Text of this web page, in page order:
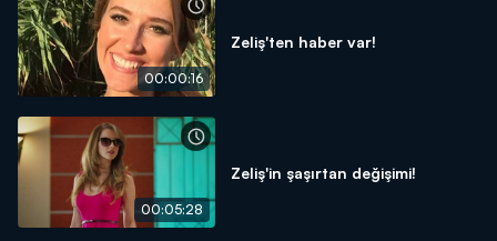
00:00:16
Zeliş'ten haber var!
00:05:28
Zeliş'in şaşırtan değişimi!